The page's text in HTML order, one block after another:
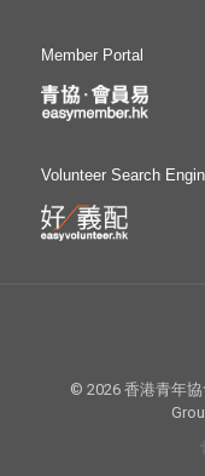
Member Portal
Volunteer Search
© 2026 香港青年